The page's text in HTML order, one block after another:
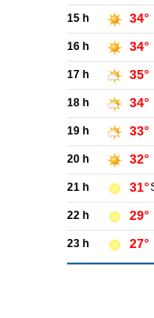
15 h 34°
16 h 34°
17 h 35°
18 h 34°
19 h 33°
20 h 32°
21 h 31°
22 h 29°
23 h 27°